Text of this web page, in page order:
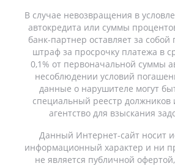
В случае невозвращения в
автокредита или суммы
банк-партнер оставляет за
штраф за просрочку платежа в
0,1% от первоначальной суммы
несоблюдении условий
данные о нарушителе могут
специальный реестр должников
агентство для взыскания
Данный Интернет-сайт носит
информационный характер и ни
не является публичной